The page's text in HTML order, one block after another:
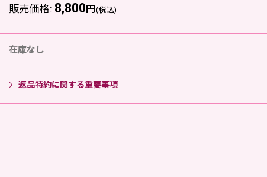
販売価格: 8,800 円 (税込)
在庫なし
返品特約に関する重要事項